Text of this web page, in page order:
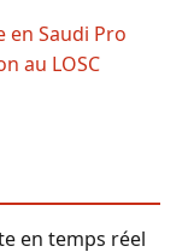
en Saudi Pro
au LOSC
en temps réel